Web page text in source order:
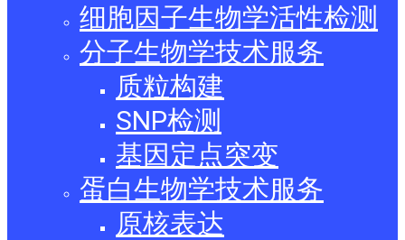
细胞因子生物学活性检测
分子生物学技术服务
质粒构建
SNP检测
基因定点突变
蛋白生物学技术服务
原核表达